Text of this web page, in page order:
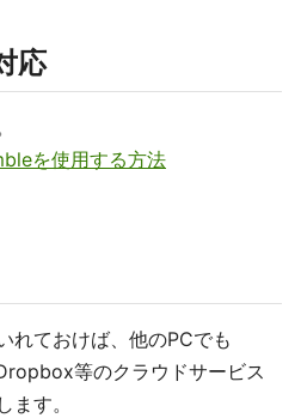
応
を使用する方法
れておけば、他のPCでも
等のクラウドサービス
ます。